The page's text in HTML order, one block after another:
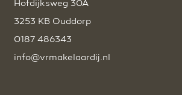
Hofdijksweg 30A
3253 KB Ouddorp
0187 486343
info@vrmakelaardij.nl